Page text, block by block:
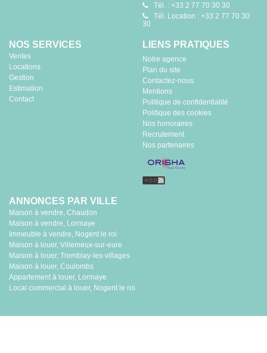
Tél. : +33 2 77 70 30 30
Tél. Location : +33 2 77 70 30
30
NOS SERVICES
Ventes
Locations
Gestion
Estimation
Contact
LIENS PRATIQUES
Notre agence
Plan du site
Contactez-nous
Mentions
Politique de confidentialité
Politique des cookies
Nos honoraires
Recrutement
Nos partenaires
ANNONCES PAR VILLE
Maison à vendre, Chaudon
Maison à vendre, Lormaye
Immeuble à vendre, Nogent le roi
Maison à louer, Villemeux-sur-eure
Maison à louer, Tremblay-les-villages
Maison à louer, Coulombs
Appartement à louer, Lormaye
Local commercial à louer, Nogent le roi